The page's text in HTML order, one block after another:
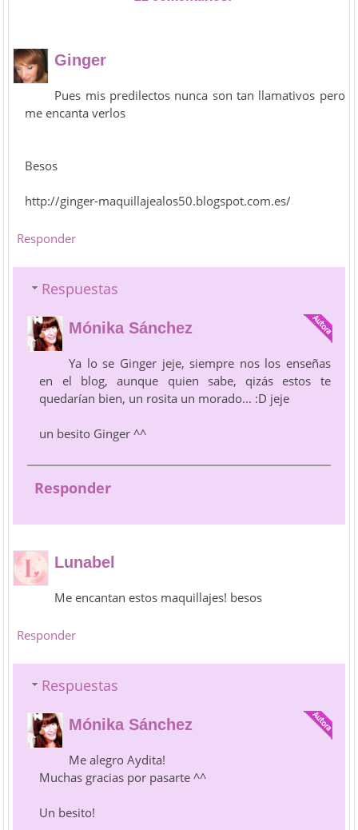
Ginger
Pues mis predilectos nunca son tan llamativos pero
me encanta verlos
Besos
http://ginger-maquillajealos50.blogspot.com.es/
Responder
Respuestas
Mónika Sánchez
Ya lo se Ginger jeje, siempre nos los enseñas
en el blog, aunque quien sabe, qizás estos te
quedarían bien, un rosita un morado... :D jeje
un besito Ginger ^^
Responder
Lunabel
Me encantan estos maquillajes! besos
Responder
Respuestas
Mónika Sánchez
Me alegro Aydita!
Muchas gracias por pasarte ^^
Un besito!